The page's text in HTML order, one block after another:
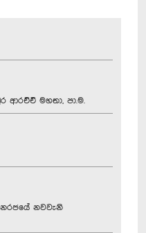
ආරච්චි මහතා, පා.ම.
නවවැනි